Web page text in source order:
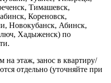
Тимашевск,
Кореновск,
Новокубанск, Абинск,
Хадыженск) по
на этаж, занос в квартиру/
отдельно (уточняйте при